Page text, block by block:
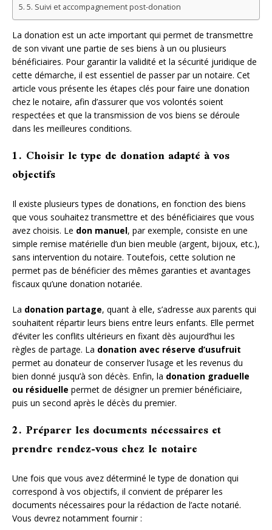
5. Suivi et accompagnement post-donation
La donation est un acte important qui permet de transmettre
de son vivant une partie de ses biens à un ou plusieurs
bénéficiaires. Pour garantir la validité et la sécurité juridique de
cette démarche, il est essentiel de passer par un notaire. Cet
article vous présente les étapes clés pour faire une donation
chez le notaire, afin d’assurer que vos volontés soient
respectées et que la transmission de vos biens se déroule
dans les meilleures conditions.
1. Choisir le type de donation adapté à vos
objectifs
Il existe plusieurs types de donations, en fonction des biens
que vous souhaitez transmettre et des bénéficiaires que vous
avez choisis. Le don manuel, par exemple, consiste en une
simple remise matérielle d’un bien meuble (argent, bijoux, etc.),
sans intervention du notaire. Toutefois, cette solution ne
permet pas de bénéficier des mêmes garanties et avantages
fiscaux qu’une donation notariée.
La donation partage, quant à elle, s’adresse aux parents qui
souhaitent répartir leurs biens entre leurs enfants. Elle permet
d’éviter les conflits ultérieurs en fixant dès aujourd’hui les
règles de partage. La donation avec réserve d’usufruit
permet au donateur de conserver l’usage et les revenus du
bien donné jusqu’à son décès. Enfin, la donation graduelle
ou résiduelle permet de désigner un premier bénéficiaire,
puis un second après le décès du premier.
2. Préparer les documents nécessaires et
prendre rendez-vous chez le notaire
Une fois que vous avez déterminé le type de donation qui
correspond à vos objectifs, il convient de préparer les
documents nécessaires pour la rédaction de l’acte notarié.
Vous devrez notamment fournir :